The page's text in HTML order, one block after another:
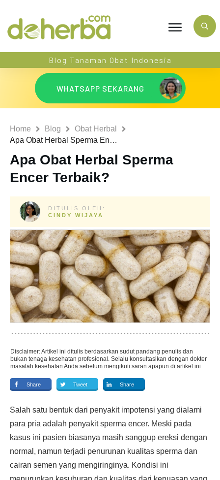
Blog Tanaman Obat Indonesia
WHATSAPP SEKARANG
Home Blog
Obat Herbal
Apa Obat Herbal Sperma Encer Terbaik?
Apa Obat Herbal Sperma
Encer Terbaik?
DITULIS OLEH:
CINDY WIJAYA
Disclaimer: Artikel ini ditulis berdasarkan sudut pandang penulis dan
bukan tenaga kesehatan profesional. Selalu konsultasikan dengan dokter
masalah kesehatan Anda sebelum mengikuti saran apapun di artikel ini.
Share Tweet Share
Salah satu bentuk dari penyakit impotensi yang dialami
para pria adalah penyakit sperma encer. Meski pada
kasus ini pasien biasanya masih sanggup ereksi dengan
normal, namun terjadi penurunan kualitas sperma dan
cairan semen yang mengiringinya. Kondisi ini